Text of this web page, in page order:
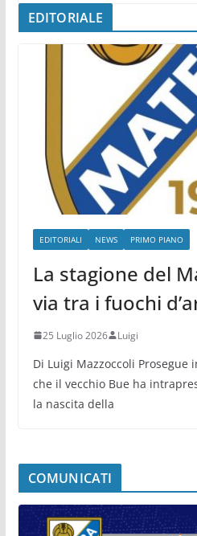
EDITORIALE
EDITORIALI NEWS PRIMO PIANO
La stagione del
via tra i fuochi
25 Luglio 2026 Luigi
Di Luigi Mazzoccoli Prosegue
che il vecchio Bue ha
la nascita della
COMUNICATI